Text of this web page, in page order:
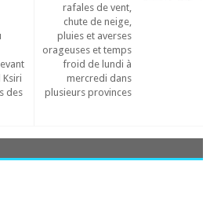
rafales de vent,
chute de neige,
pluies et averses
orageuses et temps
froid de lundi à
mercredi dans
plusieurs provinces
Ksiri
des